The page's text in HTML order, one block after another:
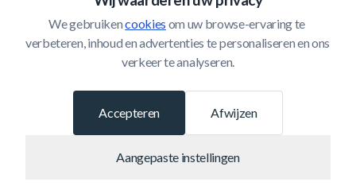
We gebruiken cookies om uw browse-ervaring te
verbeteren, inhoud en advertenties te personaliseren en ons
verkeer te analyseren.
Afwijzen
Aangepaste instellingen
Accepteren
Klantenservice